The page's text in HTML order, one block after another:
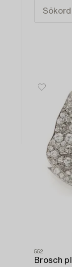
552